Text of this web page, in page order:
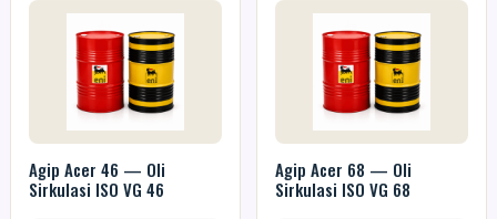
Agip Acer 46 — Oli
Sirkulasi ISO VG 46
Agip Acer 68 — Oli
Sirkulasi ISO VG 68